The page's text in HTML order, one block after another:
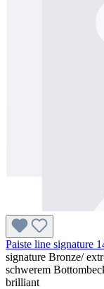
Paiste line signature
signature Bronze/
schwerem
brilliant